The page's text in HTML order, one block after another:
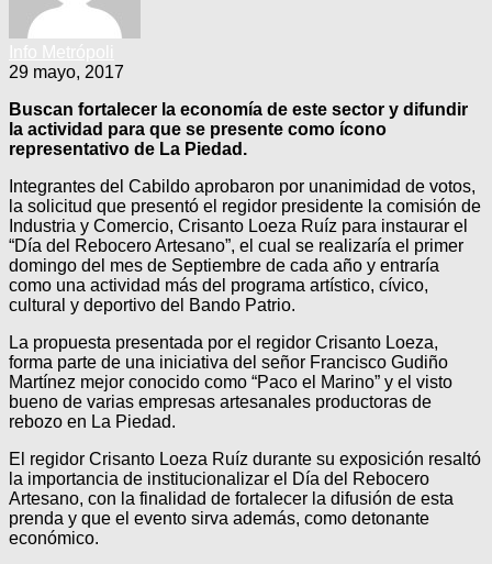
29 mayo, 2017
Buscan fortalecer la economía de este sector y difundir
la actividad para que se presente como ícono
representativo de La Piedad.
Integrantes del Cabildo aprobaron por unanimidad de votos,
la solicitud que presentó el regidor presidente la comisión de
Industria y Comercio, Crisanto Loeza Ruíz para instaurar el
“Día del Rebocero Artesano”, el cual se realizaría el primer
domingo del mes de Septiembre de cada año y entraría
como una actividad más del programa artístico, cívico,
cultural y deportivo del Bando Patrio.
La propuesta presentada por el regidor Crisanto Loeza,
forma parte de una iniciativa del señor Francisco Gudiño
Martínez mejor conocido como “Paco el Marino” y el visto
bueno de varias empresas artesanales productoras de
rebozo en La Piedad.
El regidor Crisanto Loeza Ruíz durante su exposición resaltó
la importancia de institucionalizar el Día del Rebocero
Artesano, con la finalidad de fortalecer la difusión de esta
prenda y que el evento sirva además, como detonante
económico.